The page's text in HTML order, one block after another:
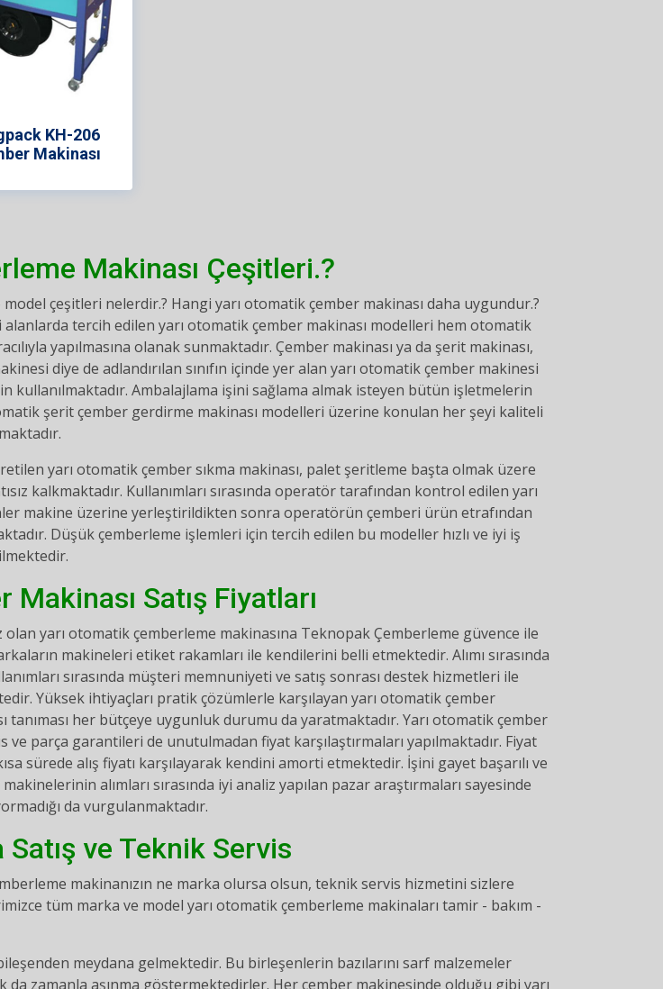
KH-206
Makinası
Makinası Çeşitleri.?
çeşitleri nelerdir.? Hangi yarı otomatik çember makinası daha uygundur.?
tercih edilen yarı otomatik çember makinası modelleri hem otomatik
yapılmasına olanak sunmaktadır. Çember makinası ya da şerit makinası,
diye de adlandırılan sınıfın içinde yer alan yarı otomatik çember makinesi
kullanılmaktadır. Ambalajlama işini sağlama almak isteyen bütün işletmelerin
şerit çember gerdirme makinası modelleri üzerine konulan her şeyi kaliteli
yarı otomatik çember sıkma makinası, palet şeritleme başta olmak üzere
kalkmaktadır. Kullanımları sırasında operatör tarafından kontrol edilen yarı
makine üzerine yerleştirildikten sonra operatörün çemberi ürün etrafından
Düşük çemberleme işlemleri için tercih edilen bu modeller hızlı ve iyi iş
Satış Fiyatları
olan yarı otomatik çemberleme makinasına Teknopak Çemberleme güvence ile
makineleri etiket rakamları ile kendilerini belli etmektedir. Alımı sırasında
sırasında müşteri memnuniyeti ve satış sonrası destek hizmetleri ile
Yüksek ihtiyaçları pratik çözümlerle karşılayan yarı otomatik çember
tanıması her bütçeye uygunluk durumu da yaratmaktadır. Yarı otomatik çember
ve parça garantileri de unutulmadan fiyat karşılaştırmaları yapılmaktadır. Fiyat
sürede alış fiyatı karşılayarak kendini amorti etmektedir. İşini gayet başarılı ve
alımları sırasında iyi analiz yapılan pazar araştırmaları sayesinde
da vurgulanmaktadır.
ve Teknik Servis
makinanızın ne marka olursa olsun, teknik servis hizmetini sizlere
tüm marka ve model yarı otomatik çemberleme makinaları tamir - bakım -
meydana gelmektedir. Bu birleşenlerin bazılarını sarf malzemeler
da zamanla aşınma göstermektedirler. Her çember makinesinde olduğu gibi yarı